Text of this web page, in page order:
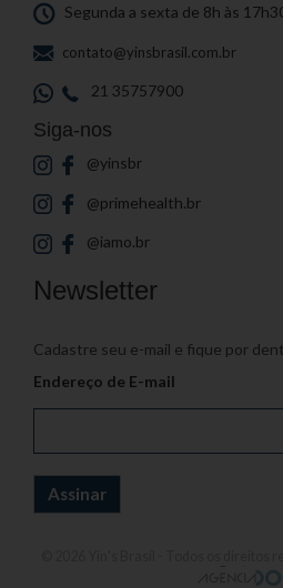
Segunda a sexta de 8h às
contato@yinsbrasil.com.br
21 35757900
Siga-nos
@yinsbr
@primehealth.br
@iamo.br
Newsletter
Cadastre seu e-mail e fique por
Endereço de E-mail